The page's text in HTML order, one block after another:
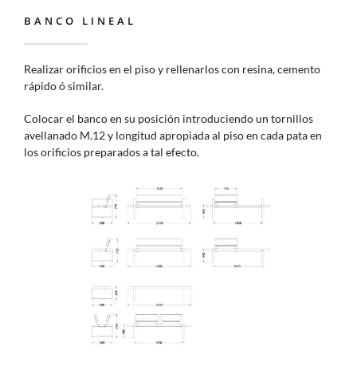
BANCO LINEAL
Realizar orificios en el piso y rellenarlos con resina, cemento
rápido ó similar.
Colocar el banco en su posición introduciendo un tornillos
avellanado M.12 y longitud apropiada al piso en cada pata en
los orificios preparados a tal efecto.